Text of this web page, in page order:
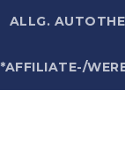
ALLG.
*AFFILIATE-/